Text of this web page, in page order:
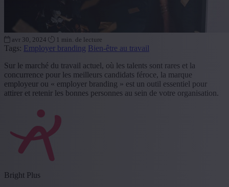
avr 30, 2024 1 min. de lecture
Tags: Employer branding Bien-être au travail
Sur le marché du travail actuel, où les talents sont rares et la
concurrence pour les meilleurs candidats féroce, la marque
employeur ou « employer branding » est un outil essentiel pour
attirer et retenir les bonnes personnes au sein de votre organisation.
Bright Plus